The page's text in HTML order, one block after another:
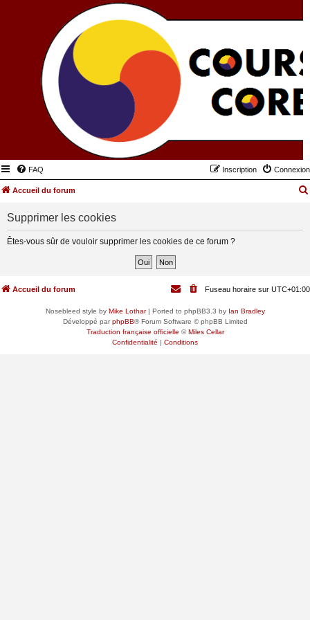
FAQ Connexion
Inscription
Accueil du forum
Supprimer les cookies
Êtes-vous sûr de vouloir supprimer les cookies de ce forum ?
Accueil du forum Fuseau horaire sur UTC+01:00
Nosebleed style by Mike Lothar| Ported to phpBB3.3 by Ian Bradley
Développé parphpBB® Forum Software © phpBB Limited
Traduction française officielle ©Miles Cellar
Confidentialité | Conditions